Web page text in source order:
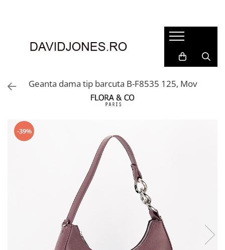
Accesorii
Genti din piele
Camasi si topuri
Incaltaminte
Geanta dama tip barcuta B-F8535 125, Mov
-39%